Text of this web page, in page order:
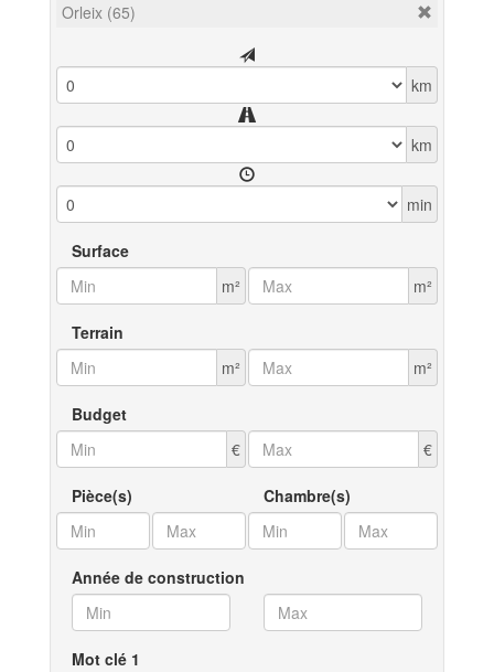
Orleix (65)
km
km
min
Surface
m²
m²
Terrain
m²
m²
Budget
€
€
Pièce(s) Chambre(s)
Année de construction
Mot clé 1